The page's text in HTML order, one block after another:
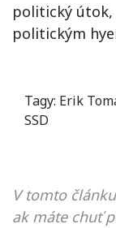
politický útok,
politickým
Tagy: Erik
SSD
V tomto
ak máte chuť